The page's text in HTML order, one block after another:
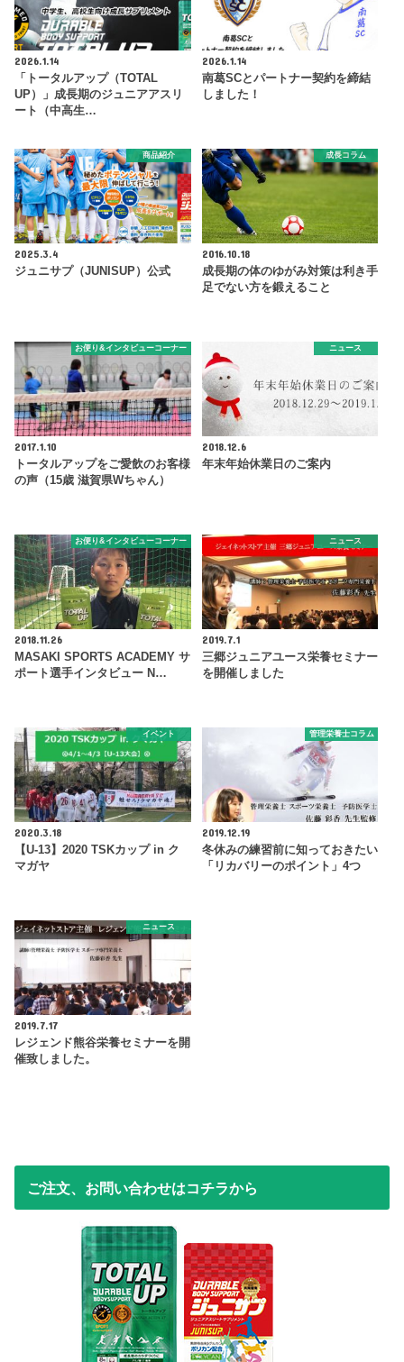
2026.1.14
「トータルアップ（TOTAL
UP）」成長期のジュニアアスリ
ート（中高生…
2026.1.14
南葛SCとパートナー契約を締結
しました！
商品紹介
2025.3.4
ジュニサプ（JUNISUP）公式
成長コラム
2016.10.18
成長期の体のゆがみ対策は利き手
足でない方を鍛えること
お便り&インタビューコーナー
2017.1.10
トータルアップをご愛飲のお客様
の声（15歳 滋賀県Wちゃん）
ニュース
2018.12.6
年末年始休業日のご案内
お便り&インタビューコーナー
2018.11.26
MASAKI SPORTS ACADEMY サ
ポート選手インタビュー N…
ニュース
2019.7.1
三郷ジュニアユース栄養セミナー
を開催しました
イベント
2020.3.18
【U-13】2020 TSKカップ in ク
マガヤ
管理栄養士コラム
2019.12.19
冬休みの練習前に知っておきたい
「リカバリーのポイント」4つ
ニュース
2019.7.17
レジェンド熊谷栄養セミナーを開
催致しました。
ご注文、お問い合わせはコチラから